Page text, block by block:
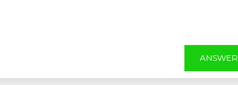
ANSWER